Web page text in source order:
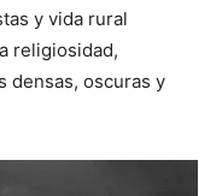
y vida rural
religiosidad,
densas, oscuras y